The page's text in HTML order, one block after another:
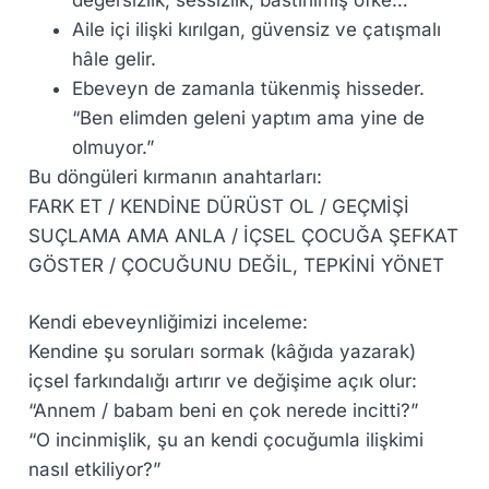
Aile içi ilişki kırılgan, güvensiz ve çatışmalı
hâle gelir.
Ebeveyn de zamanla tükenmiş hisseder.
“Ben elimden geleni yaptım ama yine de
olmuyor.”
Bu döngüleri kırmanın anahtarları:
FARK ET / KENDİNE DÜRÜST OL / GEÇMİŞİ
SUÇLAMA AMA ANLA / İÇSEL ÇOCUĞA ŞEFKAT
GÖSTER / ÇOCUĞUNU DEĞİL, TEPKİNİ YÖNET
Kendi ebeveynliğimizi inceleme:
Kendine şu soruları sormak (kâğıda yazarak)
içsel farkındalığı artırır ve değişime açık olur:
“Annem / babam beni en çok nerede incitti?”
“O incinmişlik, şu an kendi çocuğumla ilişkimi
nasıl etkiliyor?”